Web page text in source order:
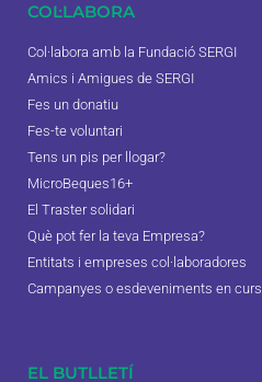
COL·LABORA
Col·labora amb la Fundació SERGI
Amics i Amigues de SERGI
Fes un donatiu
Fes-te voluntari
Tens un pis per llogar?
MicroBeques16+
El Traster solidari
Què pot fer la teva Empresa?
Entitats i empreses col·laboradores
Campanyes o esdeveniments en curs
EL BUTLLETÍ